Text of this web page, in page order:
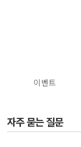
이벤트
자주 묻는 질문